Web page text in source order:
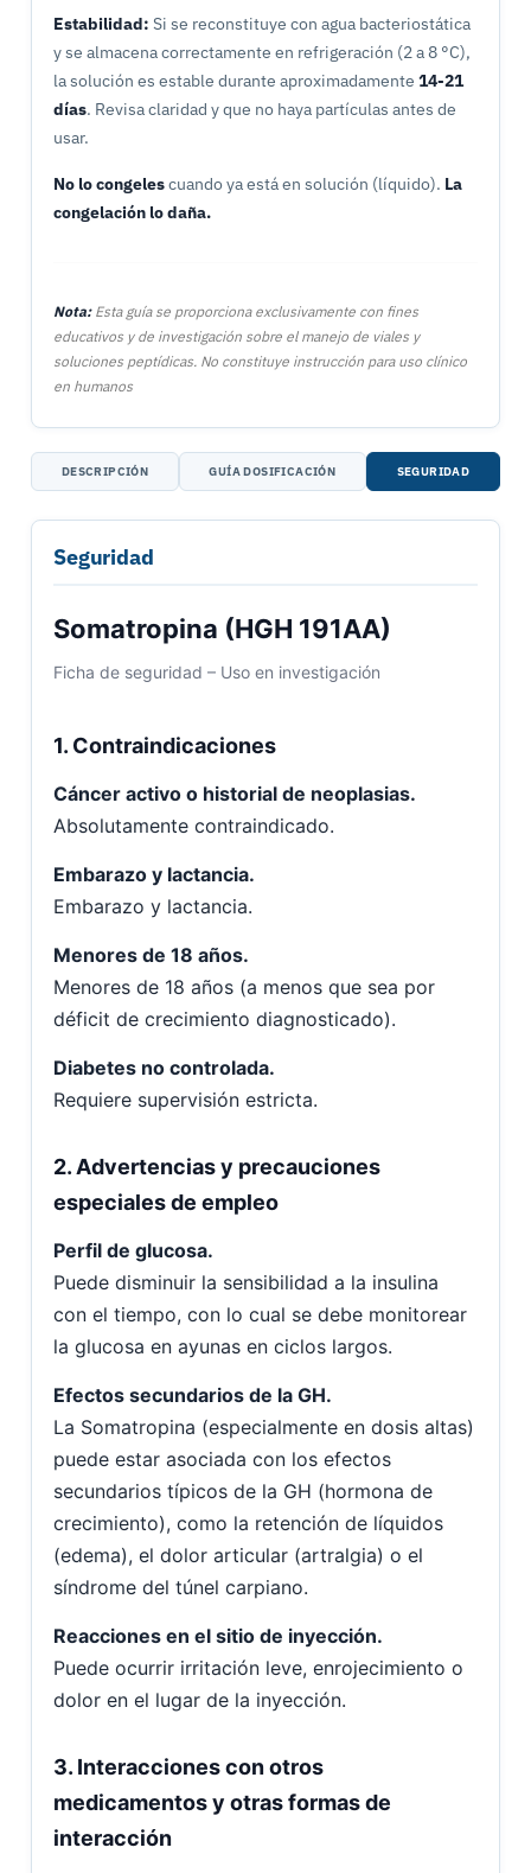
Estabilidad: Si se reconstituye con agua bacteriostática
y se almacena correctamente en refrigeración (2 a 8 °C),
la solución es estable durante aproximadamente14-21
días. Revisa claridad y que no haya partículas antes de
usar.
No lo congelescuando ya está en solución (líquido). La
congelación lo daña.
Nota:Esta guía se proporciona exclusivamente con fines
educativos y de investigación sobre el manejo de viales y
soluciones peptídicas. No constituye instrucción para uso clínico
en humanos
DESCRIPCIÓN GUÍA DOSIFICACIÓN SEGURIDAD
Seguridad
Somatropina (HGH 191AA)
Ficha de seguridad – Uso en investigación
1. Contraindicaciones
Cáncer activo o historial de neoplasias.
Absolutamente contraindicado.
Embarazo y lactancia.
Embarazo y lactancia.
Menores de 18 años.
Menores de 18 años (a menos que sea por
déficit de crecimiento diagnosticado).
Diabetes no controlada.
Requiere supervisión estricta.
2. Advertencias y precauciones
especiales de empleo
Perfil de glucosa.
Puede disminuir la sensibilidad a la insulina
con el tiempo, con lo cual se debe monitorear
la glucosa en ayunas en ciclos largos.
Efectos secundarios de la GH.
La Somatropina (especialmente en dosis altas)
puede estar asociada con los efectos
secundarios típicos de la GH (hormona de
crecimiento), como la retención de líquidos
(edema), el dolor articular (artralgia) o el
síndrome del túnel carpiano.
Reacciones en el sitio de inyección.
Puede ocurrir irritación leve, enrojecimiento o
dolor en el lugar de la inyección.
3. Interacciones con otros
medicamentos y otras formas de
interacción